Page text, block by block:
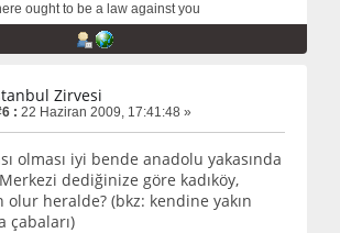
ought to be a law against you
Zirvesi
: 22 Haziran 2009, 17:41:48 »
olması iyi bende anadolu yakasında
dediğinize göre kadıköy,
heralde? (bkz: kendine yakın
çabaları)